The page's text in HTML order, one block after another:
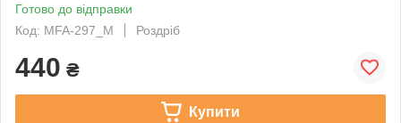
Готово до відправки
Код: MFA-297_M
Роздріб
440 ₴
Купити